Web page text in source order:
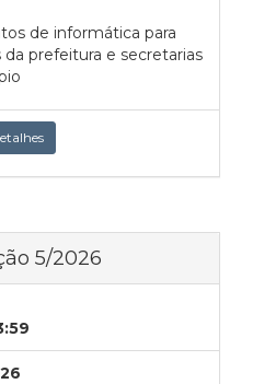
de informática para
prefeitura e secretarias
5/2026